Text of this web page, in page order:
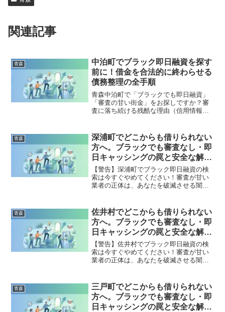
関連記事
青森
中泊町でブラック即日融資を探す
前に！借金を合法的に終わらせる
債務整理の全手順
青森中泊町で「ブラックでも即日融資」
「審査の甘い街金」をお探しですか？審
査に落ち続ける残酷な理由（信用情報と
底解説。多重債務の地獄から抜け出し、
合法的に借金を減額・免除する「債務整
理」の正しい知識と、今すぐ督促を止め
る無料相談窓口をご案内します。
青森
深浦町でどこからも借りられない
方へ。ブラックでも審査なし・即
日キャッシングの罠と安全な解決
策
【警告】深浦町でブラック即日融資の検
索は今すぐやめてください！審査が甘い
業者の正体は、あなたを破滅させる闇金
町で違法業者を避け、借金地獄から抜け
出した方々の実体験と確実な解決策を完
全公開。
青森
佐井村でどこからも借りられない
方へ。ブラックでも審査なし・即
日キャッシングの罠と安全な解決
策
【警告】佐井村でブラック即日融資の検
索は今すぐやめてください！審査が甘い
業者の正体は、あなたを破滅させる闇金
村で違法業者を避け、借金地獄から抜け
出した方々の実体験と確実な解決策を完
全公開。
青森
三戸町でどこからも借りられない
方へ。ブラックでも審査なし・即
日キャッシングの罠と安全な解決